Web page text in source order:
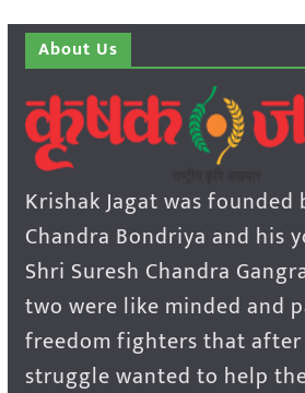
About Us
Krishak Jagat was founded
Chandra Bondriya and his
Shri Suresh Chandra
two were like minded and
freedom fighters that
struggle wanted to help